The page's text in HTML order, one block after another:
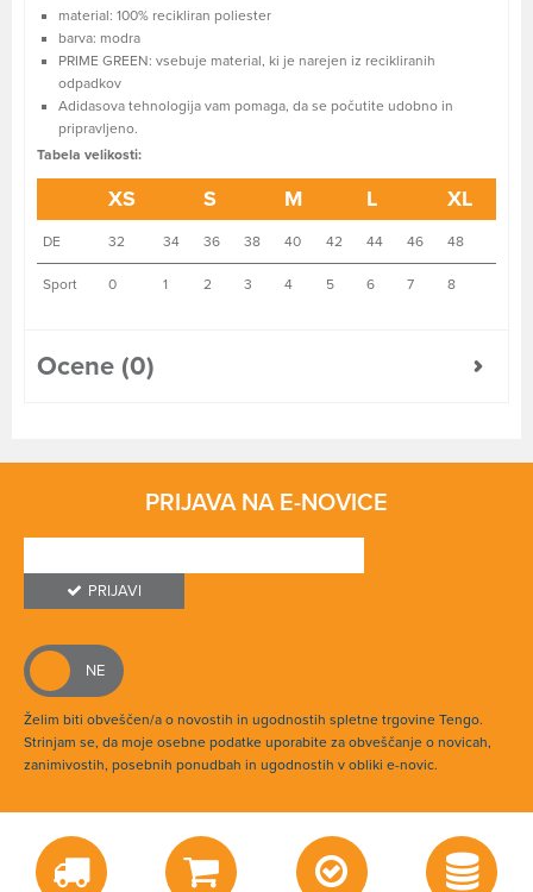
material: 100% recikliran poliester
barva: modra
PRIME GREEN: vsebuje material, ki je narejen iz recikliranih
odpadkov
Adidasova tehnologija vam pomaga, da se počutite udobno in
pripravljeno.
Tabela velikosti:
XS S M L XL
DE 32 34 36 38 40 42 44 46 48
Sport 0 1 2 3 4 5 6 7 8
Ocene (0)
PRIJAVA NA E-NOVICE
PRIJAVI
Želim biti obveščen/a o novostih in ugodnostih spletne trgovine Tengo.
Strinjam se, da moje osebne podatke uporabite za obveščanje o novicah,
zanimivostih, posebnih ponudbah in ugodnostih v obliki e-novic.